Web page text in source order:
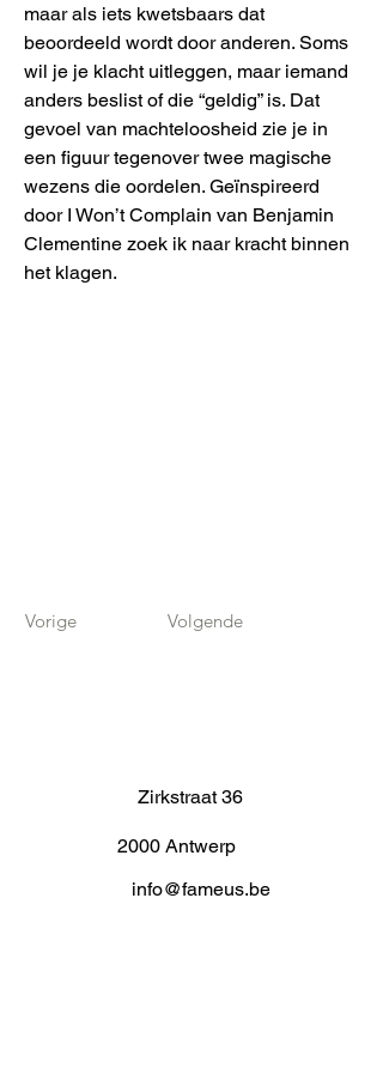
maar als iets kwetsbaars dat
beoordeeld wordt door anderen. Soms
wil je je klacht uitleggen, maar iemand
anders beslist of die “geldig” is. Dat
gevoel van machteloosheid zie je in
een figuur tegenover twee magische
wezens die oordelen. Geïnspireerd
door I Won’t Complain van Benjamin
Clementine zoek ik naar kracht binnen
het klagen.
Vorige Volgende
Zirkstraat 36
2000 Antwerp
info@fameus.be